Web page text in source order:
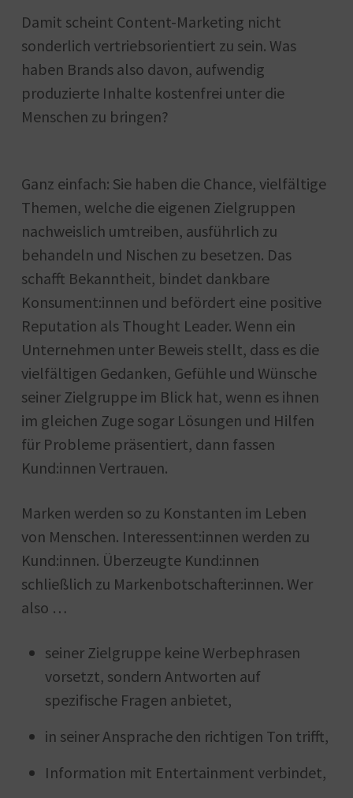
Damit scheint Content-Marketing nicht
sonderlich vertriebsorientiert zu sein. Was
haben Brands also davon, aufwendig
produzierte Inhalte kostenfrei unter die
Menschen zu bringen?
Ganz einfach: Sie haben die Chance, vielfältige
Themen, welche die eigenen Zielgruppen
nachweislich umtreiben, ausführlich zu
behandeln und Nischen zu besetzen. Das
schafft Bekanntheit, bindet dankbare
Konsument:innen und befördert eine positive
Reputation als Thought Leader. Wenn ein
Unternehmen unter Beweis stellt, dass es die
vielfältigen Gedanken, Gefühle und Wünsche
seiner Zielgruppe im Blick hat, wenn es ihnen
im gleichen Zuge sogar Lösungen und Hilfen
für Probleme präsentiert, dann fassen
Kund:innen Vertrauen.
Marken werden so zu Konstanten im Leben
von Menschen. Interessent:innen werden zu
Kund:innen. Überzeugte Kund:innen
schließlich zu Markenbotschafter:innen. Wer
also …
seiner Zielgruppe keine Werbephrasen
vorsetzt, sondern Antworten auf
spezifische Fragen anbietet,
in seiner Ansprache den richtigen Ton trifft,
Information mit Entertainment verbindet,